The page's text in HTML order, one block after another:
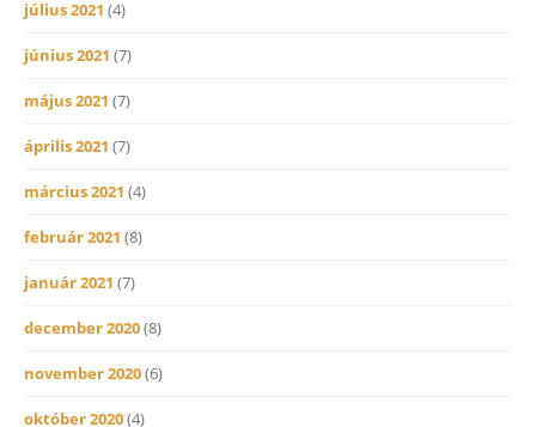
július 2021 (4)
június 2021 (7)
május 2021 (7)
április 2021 (7)
március 2021 (4)
február 2021 (8)
január 2021 (7)
december 2020(8)
november 2020(6)
október 2020(4)